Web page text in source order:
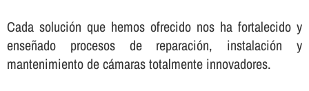
Cada solución que hemos ofrecido nos ha fortalecido y
enseñado procesos de reparación, instalación y
mantenimiento de cámaras totalmente innovadores.